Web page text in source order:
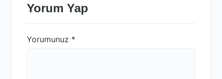
Yorum Yap
Yorumunuz *